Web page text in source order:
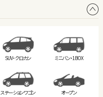
SUV・クロカン ミニバン・1BOX
ステーションワゴン オープン